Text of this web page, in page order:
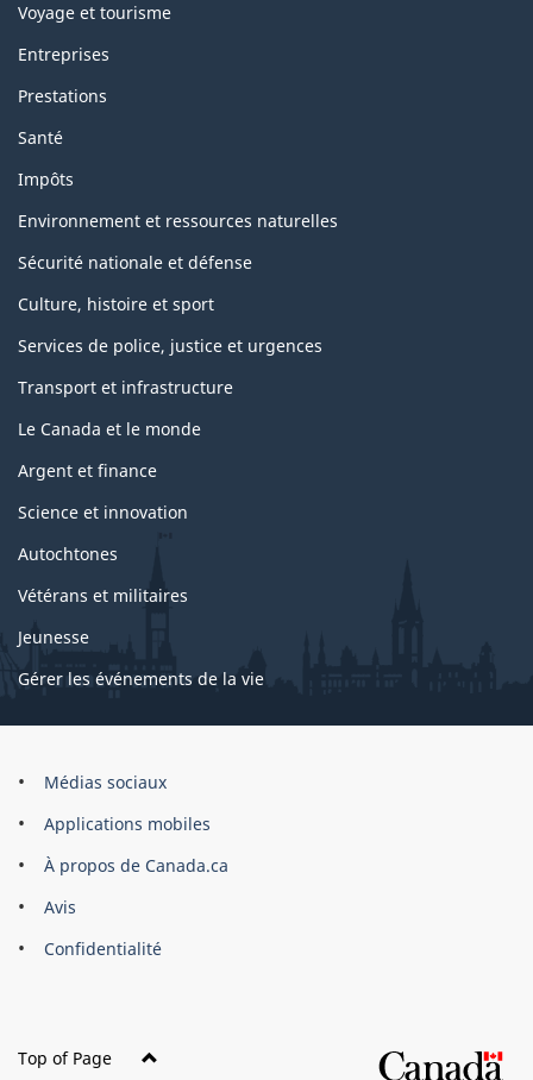
Voyage et tourisme
Entreprises
Prestations
Santé
Impôts
Environnement et ressources naturelles
Sécurité nationale et défense
Culture, histoire et sport
Services de police, justice et urgences
Transport et infrastructure
Le Canada et le monde
Argent et finance
Science et innovation
Autochtones
Vétérans et militaires
Jeunesse
Gérer les événements de la vie
Organisation
gouvernement
du
Canada
Médias sociaux
Applications mobiles
À propos de Canada.ca
Avis
Confidentialité
Top of Page